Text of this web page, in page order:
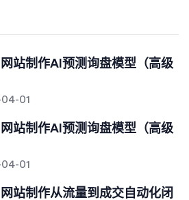
站制作AI预测询盘模型（高级
01
站制作AI预测询盘模型（高级
01
站制作从流量到成交自动化闭